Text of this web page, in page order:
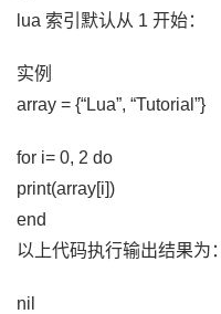
lua 索引默认从 1 开始：
实例
array = {“Lua”, “Tutorial”}
for i= 0, 2 do
print(array[i])
end
以上代码执行输出结果为：
nil